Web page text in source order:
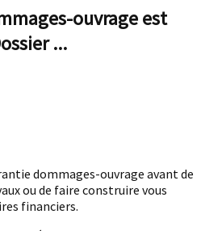
ouvrage est
...
dommages-ouvrage avant de
ou de faire construire vous
financiers.